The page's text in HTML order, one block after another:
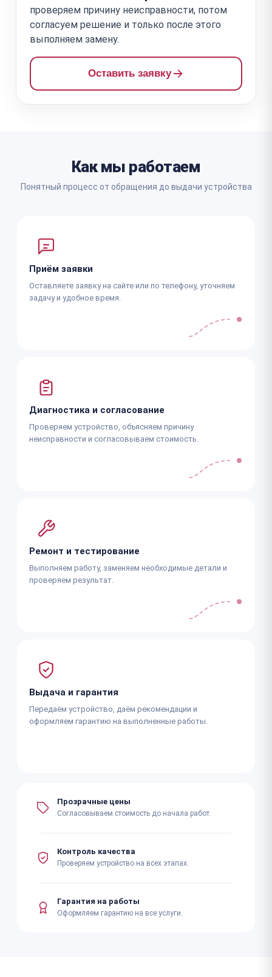
проверяем причину неисправности, потом
согласуем решение и только после этого
выполняем замену.
Оставить заявку
Как мы работаем
Понятный процесс от обращения до выдачи устройства
Приём заявки
Оставляете заявку на сайте или по телефону, уточняем
задачу и удобное время.
Диагностика и согласование
Проверяем устройство, объясняем причину
неисправности и согласовываем стоимость.
Ремонт и тестирование
Выполняем работу, заменяем необходимые детали и
проверяем результат.
Выдача и гарантия
Передаём устройство, даём рекомендации и
оформляем гарантию на выполненные работы.
Прозрачные цены
Согласовываем стоимость до начала работ.
Контроль качества
Проверяем устройство на всех этапах.
Гарантия на работы
Оформляем гарантию на все услуги.